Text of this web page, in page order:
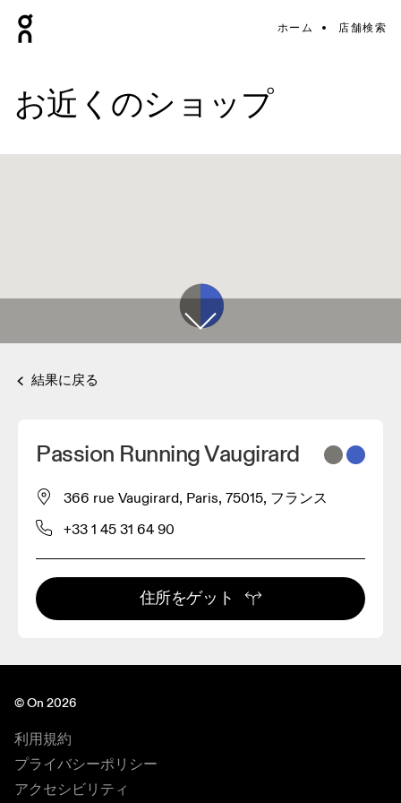
ホーム 店舗検索
お近くのショップ
結果に戻る
Passion Running Vaugirard
366 rue Vaugirard, Paris, 75015, フランス
+33 1 45 31 64 90
住所をゲット
© On 2026
利用規約
プライバシーポリシー
アクセシビリティ